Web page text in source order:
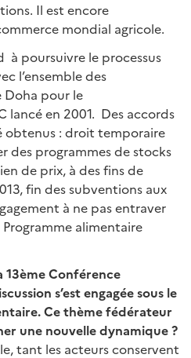
Il est encore
mondial agricole.
à poursuivre le processus
l’ensemble des
Doha pour le
lancé en 2001. Des accords
obtenus : droit temporaire
des programmes de stocks
de prix, à des fins de
fin des subventions aux
à ne pas entraver
alimentaire
13ème Conférence
s’est engagée sous le
Ce thème fédérateur
une nouvelle dynamique?
tant les acteurs conservent